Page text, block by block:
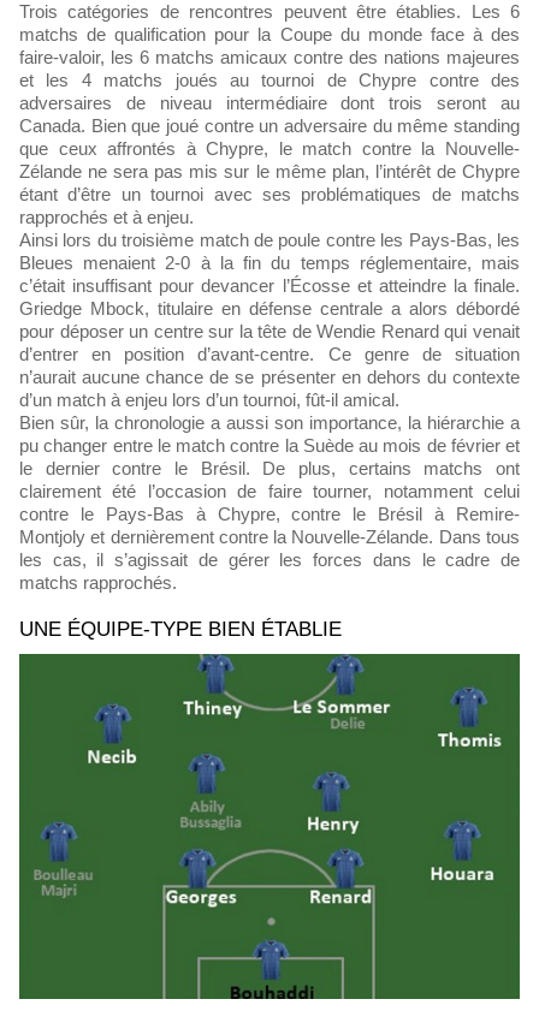
Trois catégories de rencontres peuvent être établies. Les 6
matchs de qualification pour la Coupe du monde face à des
faire-valoir, les 6 matchs amicaux contre des nations majeures
et les 4 matchs joués au tournoi de Chypre contre des
adversaires de niveau intermédiaire dont trois seront au
Canada. Bien que joué contre un adversaire du même standing
que ceux affrontés à Chypre, le match contre la Nouvelle-
Zélande ne sera pas mis sur le même plan, l’intérêt de Chypre
étant d’être un tournoi avec ses problématiques de matchs
rapprochés et à enjeu.
Ainsi lors du troisième match de poule contre les Pays-Bas, les
Bleues menaient 2-0 à la fin du temps réglementaire, mais
c’était insuffisant pour devancer l’Écosse et atteindre la finale.
Griedge Mbock, titulaire en défense centrale a alors débordé
pour déposer un centre sur la tête de Wendie Renard qui venait
d’entrer en position d’avant-centre. Ce genre de situation
n’aurait aucune chance de se présenter en dehors du contexte
d’un match à enjeu lors d’un tournoi, fût-il amical.
Bien sûr, la chronologie a aussi son importance, la hiérarchie a
pu changer entre le match contre la Suède au mois de février et
le dernier contre le Brésil. De plus, certains matchs ont
clairement été l’occasion de faire tourner, notamment celui
contre le Pays-Bas à Chypre, contre le Brésil à Remire-
Montjoly et dernièrement contre la Nouvelle-Zélande. Dans tous
les cas, il s’agissait de gérer les forces dans le cadre de
matchs rapprochés.
UNE ÉQUIPE-TYPE BIEN ÉTABLIE